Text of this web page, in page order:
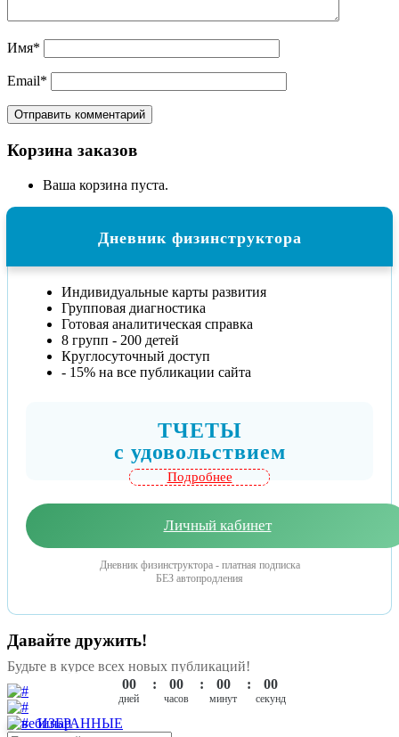
Имя*
Email*
Корзина заказов
Ваша корзина пуста.
Дневник физинструктора
Индивидуальные карты развития
Групповая диагностика
Готовая аналитическая справка
8 групп - 200 детей
Круглосуточный доступ
- 15% на все публикации сайта
ТЧЕТЫ
c удовольствием
Подробнее
Личный кабинет
Дневник физинструктора - платная подписка
БЕЗ автопродления
Давайте дружить!
Будьте в курсе всех новых публикаций!
00
00 00 00
ИЗБРАННЫЕ